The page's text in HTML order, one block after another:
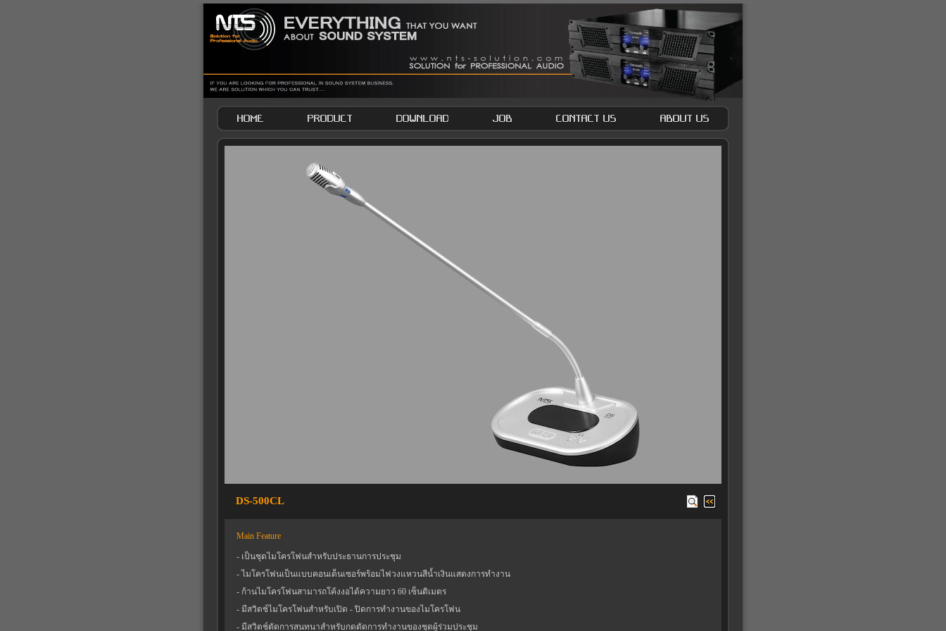
DS-500CL
Main Feature
- เป็นชุดไมโครโฟนสำหรับประธานการประชุม
- ไมโครโฟนเป็นแบบคอนเด็นเซอร์พร้อมไฟวงแหวนสีน้ำเงินแสดงการทำงาน
- ก้านไมโครโฟนสามารถโค้งงอได้ความยาว 60 เซ็นติเมตร
- มีสวิตช์ไมโครโฟนสำหรับเปิด - ปิดการทำงานของไมโครโฟน
- มีสวิตช์ตัดการสนทนาสำหรับกดตัดการทำงานของชุดผู้ร่วมประชุม